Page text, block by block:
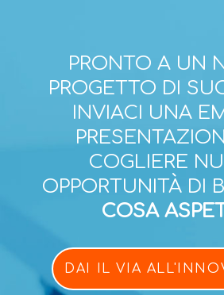
PRONTO A UN
PROGETTO DI
INVIACI UNA
COGLIERE
OPPORTUNITÀ DI
COSA
DAI IL VIA